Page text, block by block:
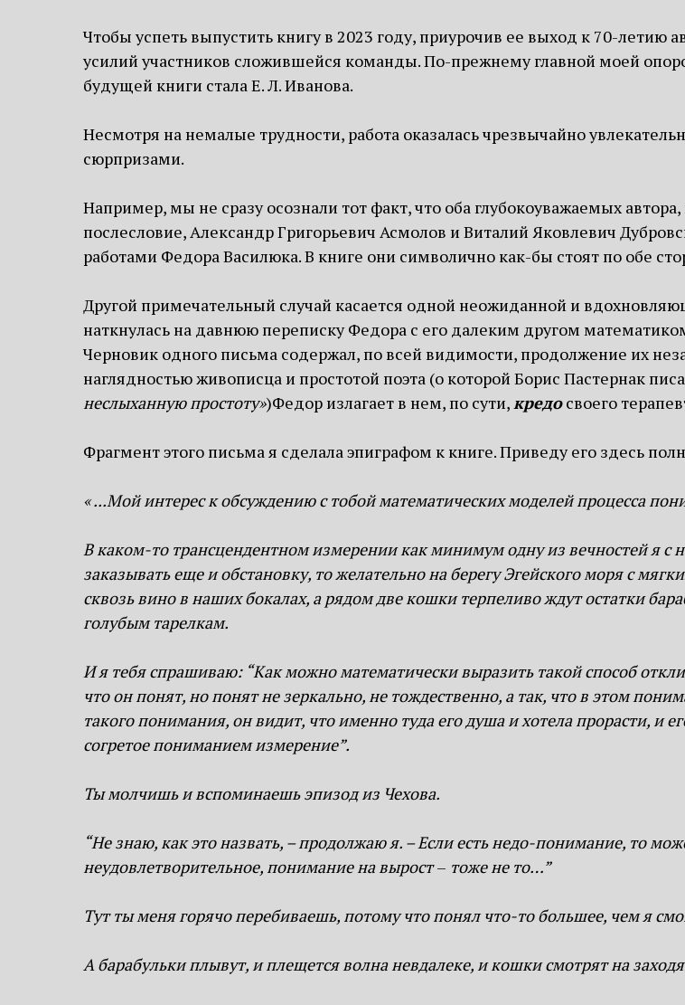
Чтобы успеть выпустить книгу в 2023 году, приурочив ее выход к 70-летию
усилий участников сложившейся команды. По-прежнему главной моей
будущей книги стала Е. Л. Иванова.
Несмотря на немалые трудности, работа оказалась чрезвычайно
сюрпризами.
Например, мы не сразу осознали тот факт, что оба глубокоуважаемых
послесловие, Александр Григорьевич Асмолов и Виталий Яковлевич
работами Федора Василюка. В книге они символично как-бы стоят по обе
Другой примечательный случай касается одной неожиданной и
наткнулась на давнюю переписку Федора с его далеким другом
Черновик одного письма содержал, по всей видимости, продолжение их
наглядностью живописца и простотой поэта (о которой Борис Пастернак
неслыханную простоту»)Федор излагает в нем, по сути,кредосвоего
Фрагмент этого письма я сделала эпиграфом к книге. Приведу его здесь
« ...Мой интерес к обсуждению с тобой математических моделей процесса
В каком-то трансцендентном измерении как минимум одну из вечностей я с
заказывать еще и обстановку, то желательно на берегу Эгейского моря с
сквозь вино в наших бокалах, а рядом две кошки терпеливо ждут остатки
голубым тарелкам.
И я тебя спрашиваю: “Как можно математически выразить такой способ
что он понят, но понят не зеркально, не тождественно, а так, что в этом
такого понимания, он видит, что именно туда его душа и хотела прорасти, и
согретое пониманием измерение”.
Ты молчишь и вспоминаешь эпизод из Чехова.
“Не знаю, как это назвать, – продолжаю я. – Если есть недо-понимание, то
неудовлетворительное, понимание на вырост– тоже не то…”
Тут ты меня горячо перебиваешь, потому что понял что-то большее, чем я
А барабульки плывут, и плещется волна невдалеке, и кошки смотрят на